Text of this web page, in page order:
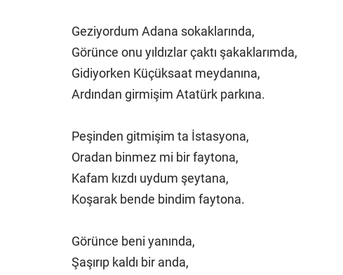
Geziyordum Adana sokaklarında,
Görünce onu yıldızlar çaktı şakaklarımda,
Gidiyorken Küçüksaat meydanına,
Ardından girmişim Atatürk parkına.
Peşinden gitmişim ta İstasyona,
Oradan binmez mi bir faytona,
Kafam kızdı uydum şeytana,
Koşarak bende bindim faytona.
Görünce beni yanında,
Şaşırıp kaldı bir anda,